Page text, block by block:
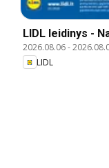
LIDL leidinys -
2026.08.06-
LIDL